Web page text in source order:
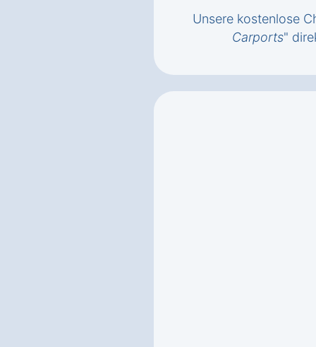
Unsere kostenlose
Carports"